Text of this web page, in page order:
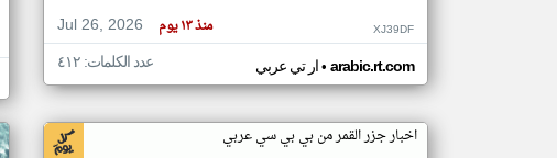
Jul 26, 2026
منذ ١٣ يوم XJ39DF
ار تي عربي• arabic.rt.com عدد الكلمات: ٤١٢
اخبار جزر القمر من بي بي سي عربي